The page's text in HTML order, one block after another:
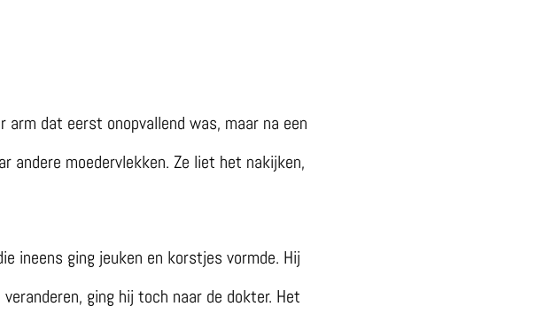
arm dat eerst onopvallend was, maar na een
andere moedervlekken. Ze liet het nakijken,
ineens ging jeuken en korstjes vormde. Hij
ging hij toch naar de dokter. Het